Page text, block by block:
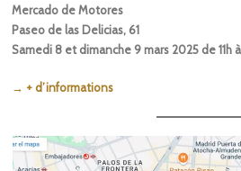
Mercado de Motores
Paseo de las Delicias, 61
Samedi 8 et dimanche 9 mars 2025 de 11h à
→ + d’informations